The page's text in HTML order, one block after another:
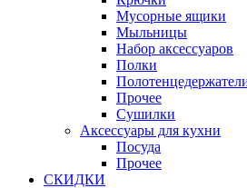
Мусорные ящики
Мыльницы
Набор аксессуаров
Полки
Прочее
Сушилки
Аксессуары для кухни
Посуда
Прочее
СКИДКИ